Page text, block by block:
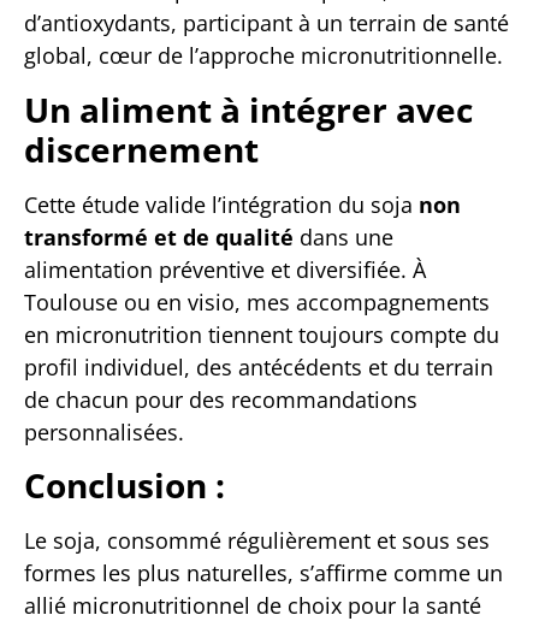
d’antioxydants, participant à un terrain de santé
global, cœur de l’approche micronutritionnelle.
Un aliment à intégrer avec
discernement
Cette étude valide l’intégration du soja non
transformé et de qualité dans une
alimentation préventive et diversifiée. À
Toulouse ou en visio, mes accompagnements
en micronutrition tiennent toujours compte du
profil individuel, des antécédents et du terrain
de chacun pour des recommandations
personnalisées.
Conclusion :
Le soja, consommé régulièrement et sous ses
formes les plus naturelles, s’affirme comme un
allié micronutritionnel de choix pour la santé